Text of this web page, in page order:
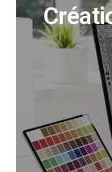
Nous
bulletin
EN